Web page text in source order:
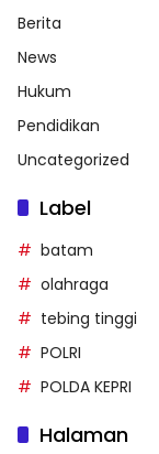
Berita
News
Hukum
Pendidikan
Uncategorized
Label
batam
olahraga
tebing tinggi
POLRI
POLDA KEPRI
Halaman